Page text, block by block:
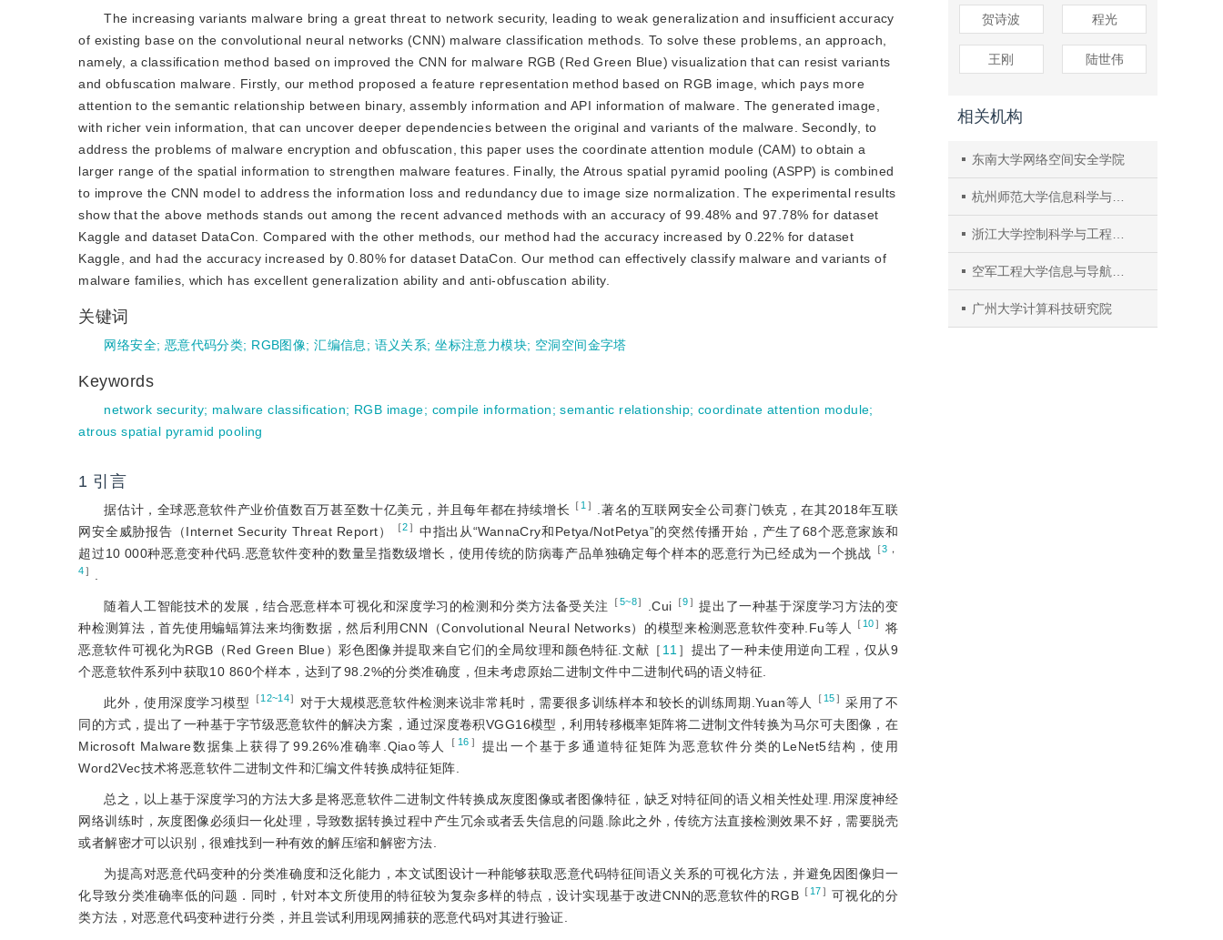
The increasing variants malware bring a great threat to network security, leading to weak generalization and insufficient accuracy
of existing base on the convolutional neural networks (CNN) malware classification methods. To solve these problems, an approach,
namely, a classification method based on improved the CNN for malware RGB (Red Green Blue) visualization that can resist variants
and obfuscation malware. Firstly, our method proposed a feature representation method based on RGB image, which pays more
attention to the semantic relationship between binary, assembly information and API information of malware. The generated image,
with richer vein information, that can uncover deeper dependencies between the original and variants of the malware. Secondly, to
address the problems of malware encryption and obfuscation, this paper uses the coordinate attention module (CAM) to obtain a
larger range of the spatial information to strengthen malware features. Finally, the Atrous spatial pyramid pooling (ASPP) is combined
to improve the CNN model to address the information loss and redundancy due to image size normalization. The experimental results
show that the above methods stands out among the recent advanced methods with an accuracy of 99.48% and 97.78% for dataset
Kaggle and dataset DataCon. Compared with the other methods, our method had the accuracy increased by 0.22% for dataset
Kaggle, and had the accuracy increased by 0.80% for dataset DataCon. Our method can effectively classify malware and variants of
malware families, which has excellent generalization ability and anti-obfuscation ability.
关键词
网络安全; 恶意代码分类; RGB图像;汇编信息 ; 语义关系;坐标注意力模块; 空洞空间金字塔
Keywords
network security; malware classification; RGB image; compile information;semantic relationship;coordinate attention module;
atrous spatial pyramid pooling
1 引言
据估计，全球恶意软件产业价值数百万甚至数十亿美元，并且每年都在持续增长 ［ 1 ］
.著名的互联网安全公司赛门铁克，在其2018年互联
网安全威胁报告（Internet Security Threat Report）
［2］ 中指出从“WannaCry和Petya/NotPetya”的突然传播开始，产生了68个恶意家族和
超过10 000种恶意变种代码.恶意软件变种的数量呈指数级增长，使用传统的防病毒产品单独确定每个样本的恶意行为已经成为一个挑战 ［3 ，
4］
随着人工智能技术的发展，结合恶意样本可视化和深度学习的检测和分类方法备受关注 ［5~8］ .Cui ［9］提出了一种基于深度学习方法的变
种检测算法，首先使用蝙蝠算法来均衡数据，然后利用CNN（Convolutional Neural Networks）的模型来检测恶意软件变种.Fu等人
［ 10］ 将
恶意软件可视化为RGB（Red Green Blue）彩色图像并提取来自它们的全局纹理和颜色特征.文献［ 11 ］提出了一种未使用逆向工程，仅从9
个恶意软件系列中获取10 860个样本，达到了98.2%的分类准确度，但未考虑原始二进制文件中二进制代码的语义特征.
此外，使用深度学习模型 ［12~14］ 对于大规模恶意软件检测来说非常耗时，需要很多训练样本和较长的训练周期.Yuan等人 ［ 15］ 采用了不
同的方式，提出了一种基于字节级恶意软件的解决方案，通过深度卷积VGG16模型，利用转移概率矩阵将二进制文件转换为马尔可夫图像，在
Microsoft Malware数据集上获得了99.26%准确率.Qiao等人
［ 16 ］ 提出一个基于多通道特征矩阵为恶意软件分类的LeNet5结构，使用
Word2Vec技术将恶意软件二进制文件和汇编文件转换成特征矩阵.
总之，以上基于深度学习的方法大多是将恶意软件二进制文件转换成灰度图像或者图像特征，缺乏对特征间的语义相关性处理.用深度神经
网络训练时，灰度图像必须归一化处理，导致数据转换过程中产生冗余或者丢失信息的问题.除此之外，传统方法直接检测效果不好，需要脱壳
或者解密才可以识别，很难找到一种有效的解压缩和解密方法.
为提高对恶意代码变种的分类准确度和泛化能力，本文试图设计一种能够获取恶意代码特征间语义关系的可视化方法，并避免因图像归一
化导致分类准确率低的问题．同时，针对本文所使用的特征较为复杂多样的特点，设计实现基于改进CNN的恶意软件的RGB ［ 17］可视化的分
类方法，对恶意代码变种进行分类，并且尝试利用现网捕获的恶意代码对其进行验证.
贺诗波 程光
王刚 陆世伟
相关机构
东南大学网络空间安全学院
杭州师范大学信息科学与技术学院
浙江大学控制科学与工程学院
空军工程大学信息与导航学院
广州大学计算科技研究院